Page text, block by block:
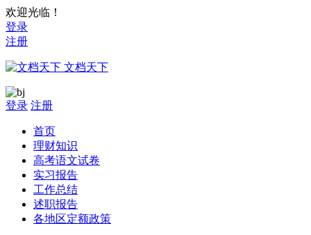
欢迎光临！
登录
注册
文档天下
登录 注册
首页
理财知识
高考语文试卷
实习报告
工作总结
述职报告
各地区定额政策